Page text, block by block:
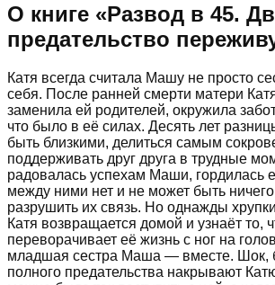
О книге «Развод в 45.
предательство
Катя всегда считала Машу не просто
себя. После ранней смерти матери
заменила ей родителей, окружила
что было в её силах. Десять лет
быть близкими, делиться самым
поддерживать друг друга в трудные
радовалась успехам Маши, гордилась
между ними нет и не может быть
разрушить их связь. Но однажды
Катя возвращается домой и узнаёт то,
переворачивает её жизнь с ног на
младшая сестра Маша — вместе. Шок,
полного предательства накрывают